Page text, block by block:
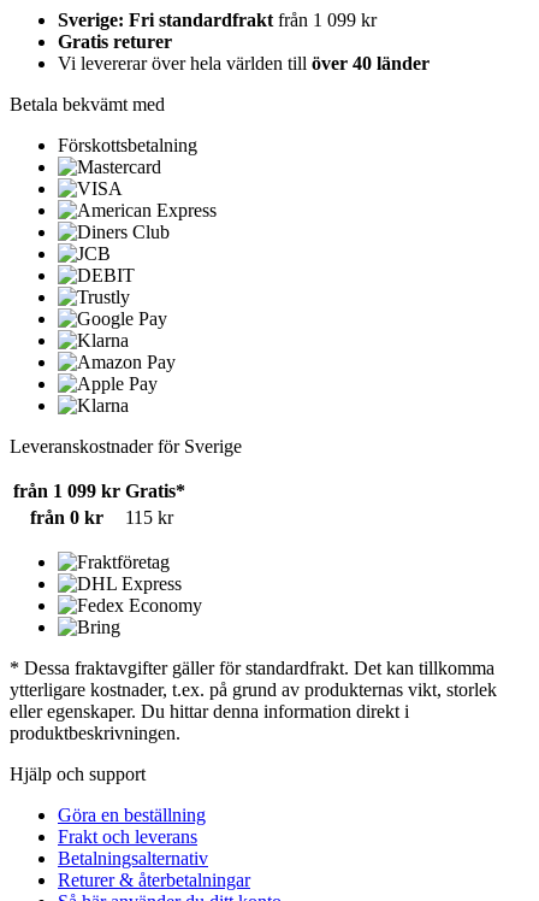
Sverige: Fri standardfrakt från 1 099 kr
Gratis returer
Vi levererar över hela världen till över 40 länder
Betala bekvämt med
Förskottsbetalning
Leveranskostnader för Sverige
från 1 099 kr Gratis*
från 0 kr
115 kr
* Dessa fraktavgifter gäller för standardfrakt. Det kan tillkomma
ytterligare kostnader, t.ex. på grund av produkternas vikt, storlek
eller egenskaper. Du hittar denna information direkt i
produktbeskrivningen.
Hjälp och support
Göra en beställning
Frakt och leverans
Betalningsalternativ
Returer & återbetalningar